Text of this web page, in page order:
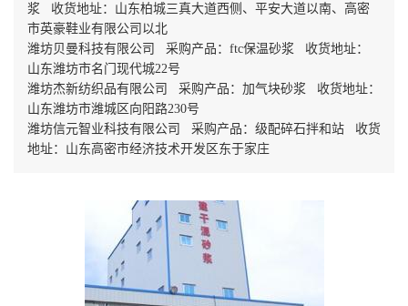
浆 收货地址：山东柏城三真大道西侧、平安大道以南、高密
市英豪鞋业有限公司以北
潍坊贝曼科技有限公司 采购产品：ftc保温砂浆 收货地址：
山东潍坊市名门现代城22号
潍坊杰新纺织品有限公司 采购产品：加气块砂浆 收货地址：
山东潍坊市潍城区向阳路230号
潍坊信元智业科技有限公司 采购产品：级配碎石拌和站 收货
地址：山东高密市经济技术开发区东于家庄